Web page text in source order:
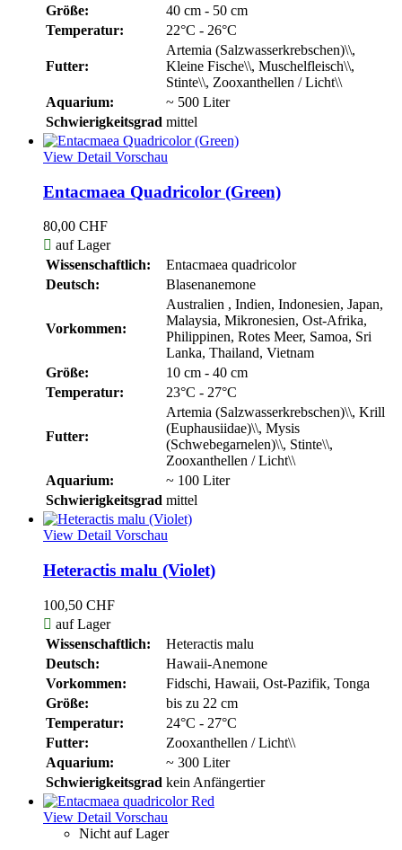
Größe:
40 cm - 50 cm
Temperatur:
22°C - 26°C
Futter:
Artemia (Salzwasserkrebschen)\\,
Kleine Fische\\, Muschelfleisch\\,
Stinte\\, Zooxanthellen / Licht\\
Aquarium:
~ 500 Liter
Schwierigkeitsgrad mittel
View Detail Vorschau
Entacmaea Quadricolor (Green)
80,00 CHF
 auf Lager
Wissenschaftlich:
Entacmaea quadricolor
Deutsch:
Blasenanemone
Vorkommen:
Australien , Indien, Indonesien, Japan,
Malaysia, Mikronesien, Ost-Afrika,
Philippinen, Rotes Meer, Samoa, Sri
Lanka, Thailand, Vietnam
Größe:
10 cm - 40 cm
Temperatur:
23°C - 27°C
Futter:
Artemia (Salzwasserkrebschen)\\, Krill
(Euphausiidae)\\, Mysis
(Schwebegarnelen)\\, Stinte\\,
Zooxanthellen / Licht\\
Aquarium:
~ 100 Liter
Schwierigkeitsgrad mittel
View Detail Vorschau
Heteractis malu (Violet)
100,50 CHF
 auf Lager
Wissenschaftlich:
Heteractis malu
Deutsch:
Hawaii-Anemone
Vorkommen:
Fidschi, Hawaii, Ost-Pazifik, Tonga
Größe:
bis zu 22 cm
Temperatur:
24°C - 27°C
Futter:
Zooxanthellen / Licht\\
Aquarium:
~ 300 Liter
Schwierigkeitsgrad kein Anfängertier
View Detail Vorschau
Nicht auf Lager